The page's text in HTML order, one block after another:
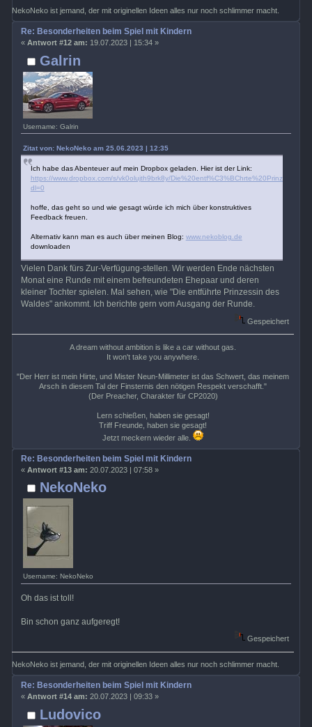
NekoNeko ist jemand, der mit originellen Ideen alles nur noch schlimmer macht.
Galrin
Username: Galrin
Re: Besonderheiten beim Spiel mit Kindern
« Antwort #12 am: 19.07.2023 | 15:34 »
Zitat von: NekoNeko am 25.06.2023 | 12:35
Ich habe das Abenteuer auf mein Dropbox geladen. Hier ist der Link:
https://www.dropbox.com/s/vk0olujth9brk8y/
dl=0
hoffe, das geht so und wie gesagt würde ich mich über konstruktives
Feedback freuen.
Alternativ kann man es auch über meinen Blog: www.nekoblog.de
downloaden
Vielen Dank fürs Zur-Verfügung-stellen. Wir werden Ende nächsten
Monat eine Runde mit einem befreundeten Ehepaar und deren
kleiner Tochter spielen. Mal sehen, wie "Die entführte Prinzessin des
Waldes" ankommt. Ich berichte gern vom Ausgang der Runde.
Gespeichert
A dream without ambition is like a car without gas.
It won't take you anywhere.
"Der Herr ist mein Hirte, und Mister Neun-Millimeter ist das Schwert, das meinem
Arsch in diesem Tal der Finsternis den nötigen Respekt verschafft."
(Der Preacher, Charakter für CP2020)
Lern schießen, haben sie gesagt!
Triff Freunde, haben sie gesagt!
Jetzt meckern wieder alle.
NekoNeko
Username: NekoNeko
Re: Besonderheiten beim Spiel mit Kindern
« Antwort #13 am: 20.07.2023 | 07:58 »
Oh das ist toll!
Bin schon ganz aufgeregt!
Gespeichert
NekoNeko ist jemand, der mit originellen Ideen alles nur noch schlimmer macht.
Ludovico
Re: Besonderheiten beim Spiel mit Kindern
« Antwort #14 am: 20.07.2023 | 09:33 »